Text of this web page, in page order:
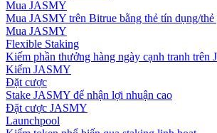
Phân tích dữ liệu lớn bao gồm thông tin
Mua JASMY
Mua JASMY trên Bitrue bằng thẻ tín dụng/
Mua JASMY
Flexible Staking
Kiếm phần thưởng hàng ngày cạnh tranh trên
Kiếm JASMY
Đặt cược
Stake JASMY để nhận lợi nhuận cao
Đặt cược JASMY
Launchpool